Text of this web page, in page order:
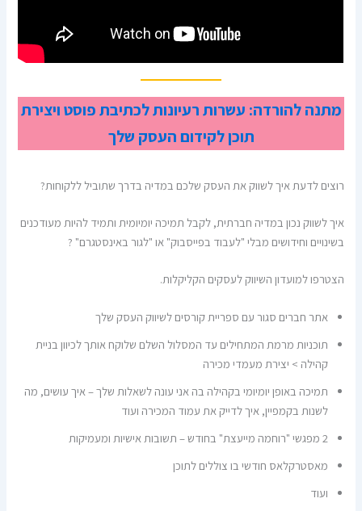
מתנה להורדה: עשרות רעיונות לכתיבת פוסט ויצירת
תוכן לקידום העסק שלך
רוצים לדעת איך לשווק את העסק שלכם במדיה בדרך שתוביל ללקוחות?
איך לשווק נכון במדיה חברתית, לקבל תמיכה יומיומית ותמיד להיות מעודכנים
בשינויים וחידושים מבלי "לעבוד בפייסבוק" או "לגור באינסטגרם" ?
הצטרפו למועדון השיווק לעסקים הקליקלות.
אתר חברים סגור עם ספריית קורסים לשיווק העסק שלך
תוכניות מרמת המתחילים עד המסלול השלם שלוקח אותך לכיוון בניית
קהילה > יצירת מעמדי מכירה
תמיכה באופן יומיומי בקהילה בה אני עונה לשאלות שלך – איך עושים, מה
לשנות בקמפיין, איך לדייק את עמוד המכירה ועוד
2 מפגשי "רוחמה מייעצת" בחודש – תשובות אישיות ומעמיקות
מאסטרקלאס חודשי בו צוללים לתוכן
ועוד